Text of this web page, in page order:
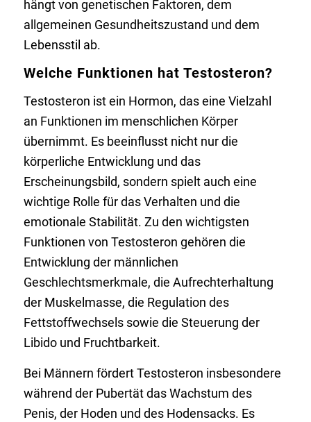
hängt von genetischen Faktoren, dem
allgemeinen Gesundheitszustand und dem
Lebensstil ab.
Welche Funktionen hat Testosteron?
Testosteron ist ein Hormon, das eine Vielzahl
an Funktionen im menschlichen Körper
übernimmt. Es beeinflusst nicht nur die
körperliche Entwicklung und das
Erscheinungsbild, sondern spielt auch eine
wichtige Rolle für das Verhalten und die
emotionale Stabilität. Zu den wichtigsten
Funktionen von Testosteron gehören die
Entwicklung der männlichen
Geschlechtsmerkmale, die Aufrechterhaltung
der Muskelmasse, die Regulation des
Fettstoffwechsels sowie die Steuerung der
Libido und Fruchtbarkeit.
Bei Männern fördert Testosteron insbesondere
während der Pubertät das Wachstum des
Penis, der Hoden und des Hodensacks. Es